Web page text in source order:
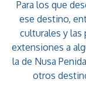
Para los que
ese destino,
culturales y las
extensiones a
la de Nusa
otros